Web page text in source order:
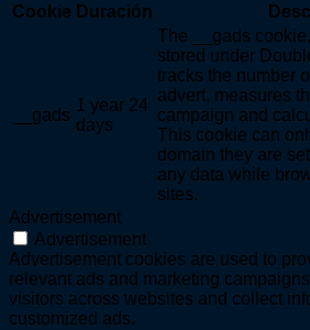
Cookie Duración
__gads
1 year 24
days
The __gads
stored under
tracks the number
advert, measures
campaign and
This cookie can
domain they are
any data while
sites.
Advertisement
Advertisement
Advertisement cookies are used to
relevant ads and marketing
visitors across websites and collect
customized ads.